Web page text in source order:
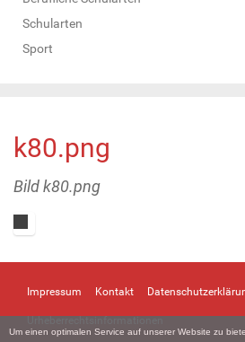
Um einen optimalen Service auf unserer Website zu
Schularten
Sport
k80.png
Bild k80.png
e
g
e
B
Impressum Kontakt